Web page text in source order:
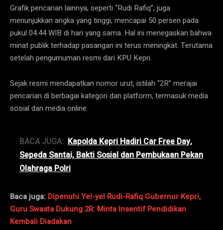
Grafik pencarian lainnya, seperti “Rudi Rafiq”, juga
menunjukkan angka yang tinggi, mencapai 50 persen pada
pukul 04.44 WIB di hari yang sama. Hal ini menegaskan bahwa
minat publik terhadap pasangan ini terus meningkat. Terutama
setelah pengumuman resmi dari KPU Kepri.
Sejak resmi mendapatkan nomor urut, istilah “2R” merajai
pencarian di berbagai kategori dan platform, termasuk media
sosial dan media online.
BACA JUGA: Kapolda Kepri Hadiri Car Free Day,
Sepeda Santai, Bakti Sosial dan Pembukaan Pekan
Olahraga Polri
Baca juga: Dipenuhi Yel-yel Rudi-Rafiq Gubernur Kepri,
Guru Swasta Dukung 2R: Minta Insentif Pendidikan
Kembali Diadakan